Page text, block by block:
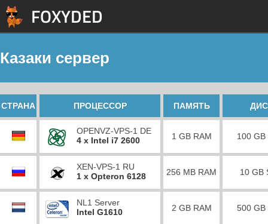
Казаки сервер
СТРАНА ПРОЦЕССОР ПАМЯТЬ
OPENVZ-VPS-1 DE
4 x Intel i7 2600
1 GB RAM 100 GB
XEN-VPS-1 RU
1 x Opteron 6128
256 MB RAM 10 GB
NL1 Server
Intel G1610
2 GB RAM 500 GB